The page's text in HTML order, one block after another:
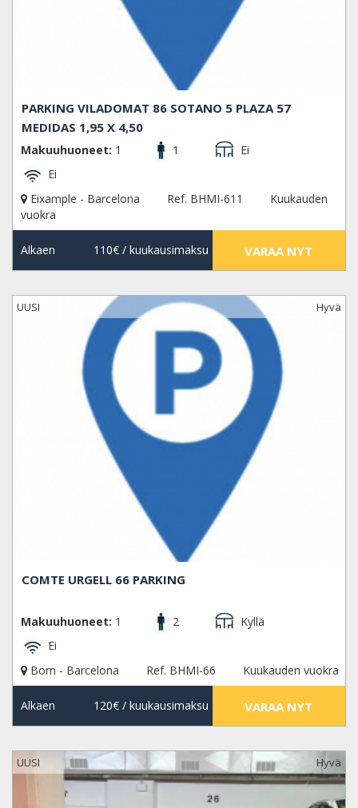
PARKING VILADOMAT 86 SOTANO 5 PLAZA 57
MEDIDAS 1,95 X 4,50
Makuuhuoneet: 1 1
Ei
Ei
Eixample - Barcelona
Ref. BHMI-611
Kuukauden
vuokra
Alkaen 110€/ kuukausimaksu VARAA NYT
UUSI Hyvä
COMTE URGELL 66 PARKING
Makuuhuoneet: 1 2
Kyllä
Ei
Born - Barcelona
Ref. BHMI-66 Kuukauden vuokra
Alkaen 120€/ kuukausimaksu VARAA NYT
UUSI Hyvä